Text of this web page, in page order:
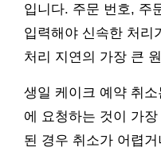
입니다. 주문 번호, 주
입력해야 신속한 처리
처리 지연의 가장 큰
생일 케이크 예약 취
에 요청하는 것이 가
된 경우 취소가 어렵